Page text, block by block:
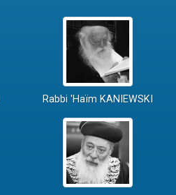
Rabbi 'Haïm KANIEWSKI